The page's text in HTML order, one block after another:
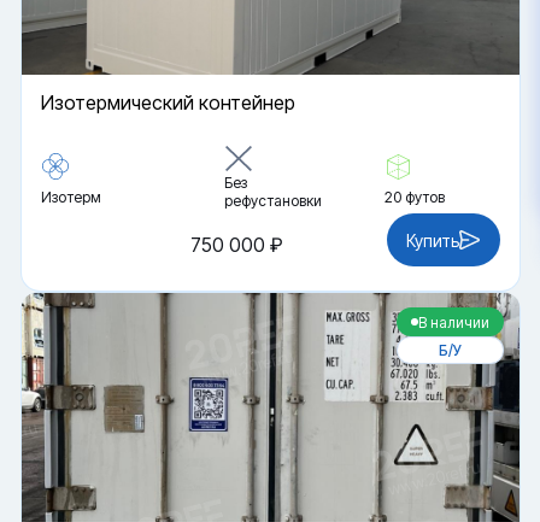
Изотермический контейнер
Изотерм
Без
рефустановки
20 футов
750 000 ₽ Купить
В наличии
Б/У